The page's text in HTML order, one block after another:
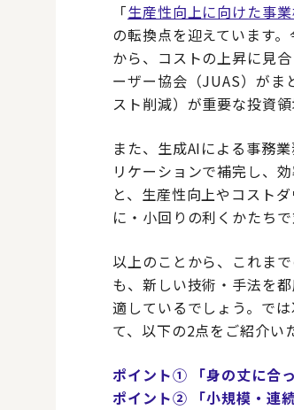
「生産性向上に向けた事
の転換点を迎えています
から、コストの上昇に見
ーザー協会（JUAS）がま
スト削減）が重要な投資
また、生成AIによる事務
リケーションで補完し、
と、生産性向上やコスト
に・小回りの利くかたち
以上のことから、これま
も、新しい技術・手法を
適しているでしょう。で
て、以下の2点をご紹介い
ポイント① 「身の丈に合
ポイント② 「小規模・連